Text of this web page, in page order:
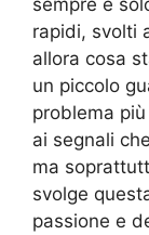
rapidi, svolti
allora cosa
un piccolo
problema
ai segnali
ma
svolge
passione e